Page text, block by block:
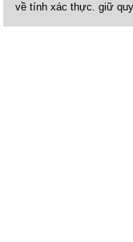
về tính xác thực. giữ